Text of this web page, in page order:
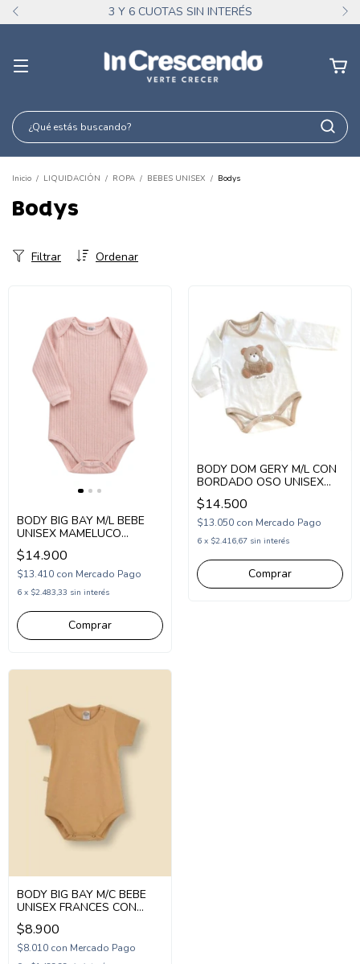
3 Y 6 CUOTAS SIN INTERÉS
Inicio / LIQUIDACIÓN / ROPA / BEBES UNISEX / Bodys
Bodys
Ordenar
Filtrar
BODY BIG BAY M/L BEBE
UNISEX MAMELUCO
CANALE (BI262065)
$14.900
$13.410 con Mercado Pago
6 x $2.483,33 sin interés
Comprar
BODY DOM GERY M/L CON
BORDADO OSO UNISEX
(DG243107)
$14.500
$13.050 con Mercado Pago
6 x $2.416,67 sin interés
Comprar
BODY BIG BAY M/C BEBE
UNISEX FRANCES CON
BROCHE (BI252600)
$8.900
$8.010 con Mercado Pago